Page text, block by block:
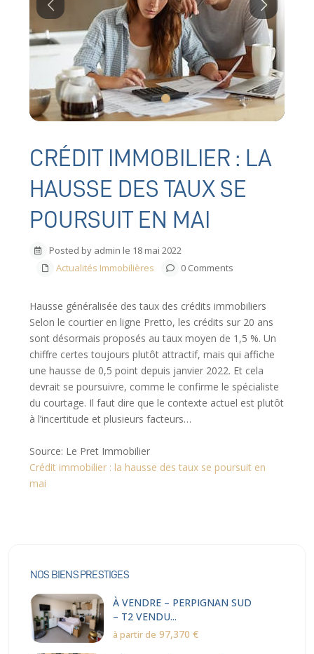
Previous Next
CRÉDIT IMMOBILIER : LA
HAUSSE DES TAUX SE
POURSUIT EN MAI
Posted by admin le 18 mai 2022
Actualités Immobilières
0 Comments
Hausse généralisée des taux des crédits immobiliers
Selon le courtier en ligne Pretto, les crédits sur 20 ans
sont désormais proposés au taux moyen de 1,5 %. Un
chiffre certes toujours plutôt attractif, mais qui affiche
une hausse de 0,5 point depuis janvier 2022. Et cela
devrait se poursuivre, comme le confirme le spécialiste
du courtage. Il faut dire que le contexte actuel est plutôt
à l’incertitude et plusieurs facteurs…
Source: Le Pret Immobilier
Crédit immobilier : la hausse des taux se poursuit en
mai
NOS BIENS PRESTIGES
À VENDRE – PERPIGNAN SUD
– T2 VENDU...
à partir de 97,370 €